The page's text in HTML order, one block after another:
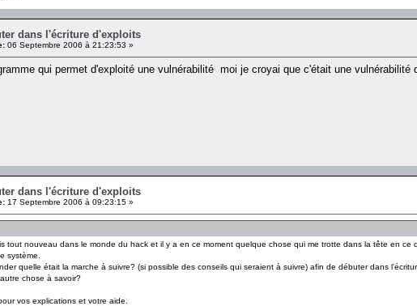
dans l'écriture d'exploits
06 Septembre 2006 à 21:23:53 »
qui permet d'exploité une vulnérabilité moi je croyai que c'était une vulnérabilité
dans l'écriture d'exploits
17 Septembre 2006 à 09:23:15 »
tout nouveau dans le monde du hack et il y a en ce moment quelque chose qui me trotte dans la tête en
système.
quelle était la marche à suivre? (si possible des conseils qui seraient à suivre) afin de débuter dans
chose à savoir?
vos explications et votre aide.